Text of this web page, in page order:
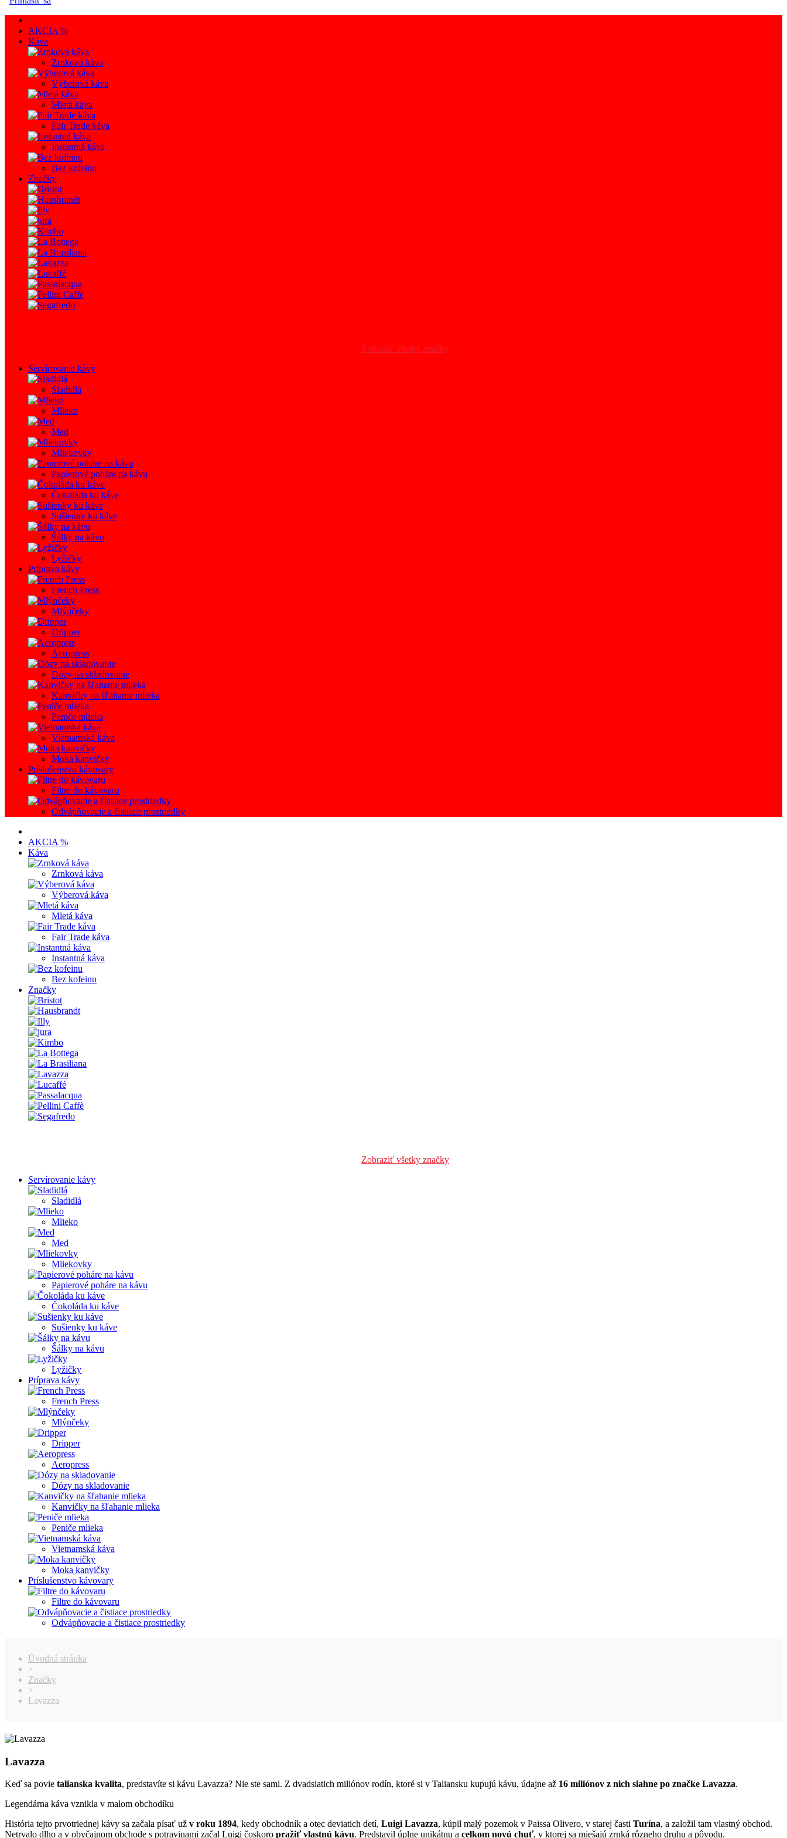
AKCIA %
Káva
Zrnková káva
Výberová káva
Mletá káva
Fair Trade káva
Instantná káva
Bez kofeinu
Značky
Zobraziť všetky značky
Servírovanie kávy
Sladidlá
Mlieko
Med
Mliekovky
Papierové poháre na kávu
Čokoláda ku káve
Sušienky ku káve
Šálky na kávu
Lyžičky
Príprava kávy
French Press
Mlýnčeky
Dripper
Aeropress
Dózy na skladovanie
Kanvičky na šľahanie mlieka
Peniče mlieka
Vietnamská káva
Moka kanvičky
Príslušenstvo kávovary
Filtre do kávovaru
Odvápňovacie a čistiace prostriedky
AKCIA %
Káva
Zrnková káva
Výberová káva
Mletá káva
Fair Trade káva
Instantná káva
Bez kofeinu
Značky
Zobraziť všetky značky
Servírovanie kávy
Sladidlá
Mlieko
Med
Mliekovky
Papierové poháre na kávu
Čokoláda ku káve
Sušienky ku káve
Šálky na kávu
Lyžičky
Príprava kávy
French Press
Mlýnčeky
Dripper
Aeropress
Dózy na skladovanie
Kanvičky na šľahanie mlieka
Peniče mlieka
Vietnamská káva
Moka kanvičky
Príslušenstvo kávovary
Filtre do kávovaru
Odvápňovacie a čistiace prostriedky
Úvodná stránka
>
Značky
>
Lavazza
Lavazza
Keď sa povie talianska kvalita, predstavíte si kávu Lavazza? Nie ste sami. Z dvadsiatich miliónov rodín, ktoré si v Taliansku kupujú kávu, údajne až 16 miliónov z nich siahne po značke Lavazza.
Legendárna káva vznikla v malom obchodíku
História tejto prvotriednej kávy sa začala písať už v roku 1894, kedy obchodník a otec deviatich detí, Luigi Lavazza, kúpil malý pozemok v Paissa Olivero, v starej časti Turína, a založil tam vlastný obchod.
Netrvalo dlho a v obyčajnom obchode s potravinami začal Luigi čoskoro pražiť vlastnú kávu. Predstavil úplne unikátnu a celkom novú chuť, v ktorej sa miešajú zrnká rôzneho druhu a pôvodu.